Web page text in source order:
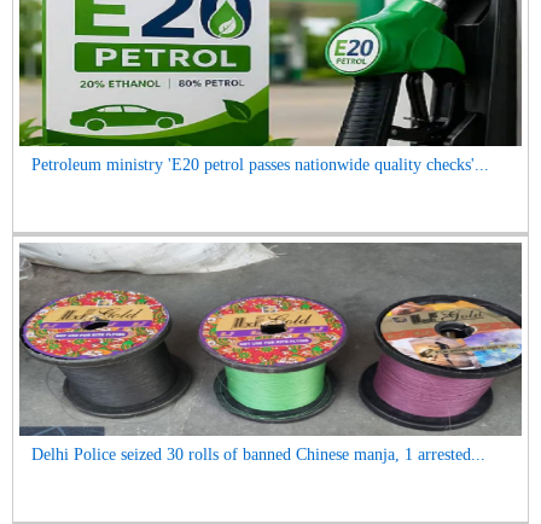
Petroleum ministry 'E20 petrol passes nationwide quality checks'...
Delhi Police seized 30 rolls of banned Chinese manja, 1 arrested...